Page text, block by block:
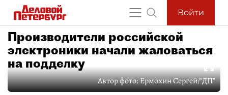
Войти
Производители российской
электроники начали жаловаться
на подделку
Автор фото:Ермохин Сергей/"ДП"